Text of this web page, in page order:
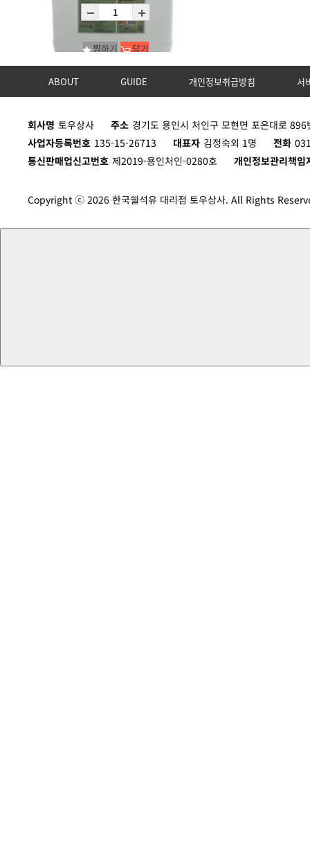
U PB-1
P18L
찜하기 담기
ABOUT GUIDE 개인정보취급방침 서
회사명 토우상사 주소 경기도 용인시 처인구 모현면 포은대로
사업자등록번호 135-15-26713 대표자 김정숙외 1명 전화
통신판매업신고번호 제2019-용인처인-0280호 개인정보관리책임
Copyright ⓒ 2026 한국쉘석유 대리점 토우상사. All Rights